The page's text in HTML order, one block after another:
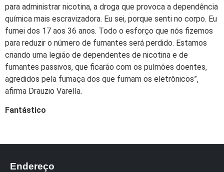
para administrar nicotina, a droga que provoca a dependência
química mais escravizadora. Eu sei, porque senti no corpo. Eu
fumei dos 17 aos 36 anos. Todo o esforço que nós fizemos
para reduzir o número de fumantes será perdido. Estamos
criando uma legião de dependentes de nicotina e de
fumantes passivos, que ficarão com os pulmões doentes,
agredidos pela fumaça dos que fumam os eletrônicos”,
afirma Drauzio Varella.
Fantástico
Endereço